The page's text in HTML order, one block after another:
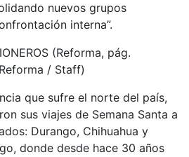
nuevos grupos
interna”.
(Reforma, pág.
/ Staff)
que sufre el norte del país,
sus viajes de Semana Santa a
Durango, Chihuahua y
donde desde hace 30 años